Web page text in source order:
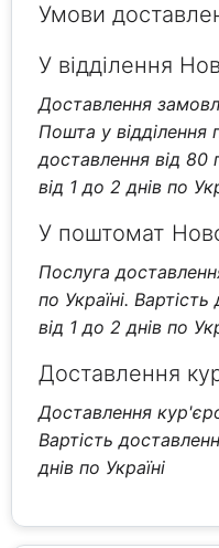
Умови
У відділення
Доставлення
Пошта у відділення
доставлення від 80
від 1 до 2 днів по
У поштомат
Послуга
по Україні.
від 1 до 2 днів по
Доставлення
Доставлення
Вартість
днів по Україні